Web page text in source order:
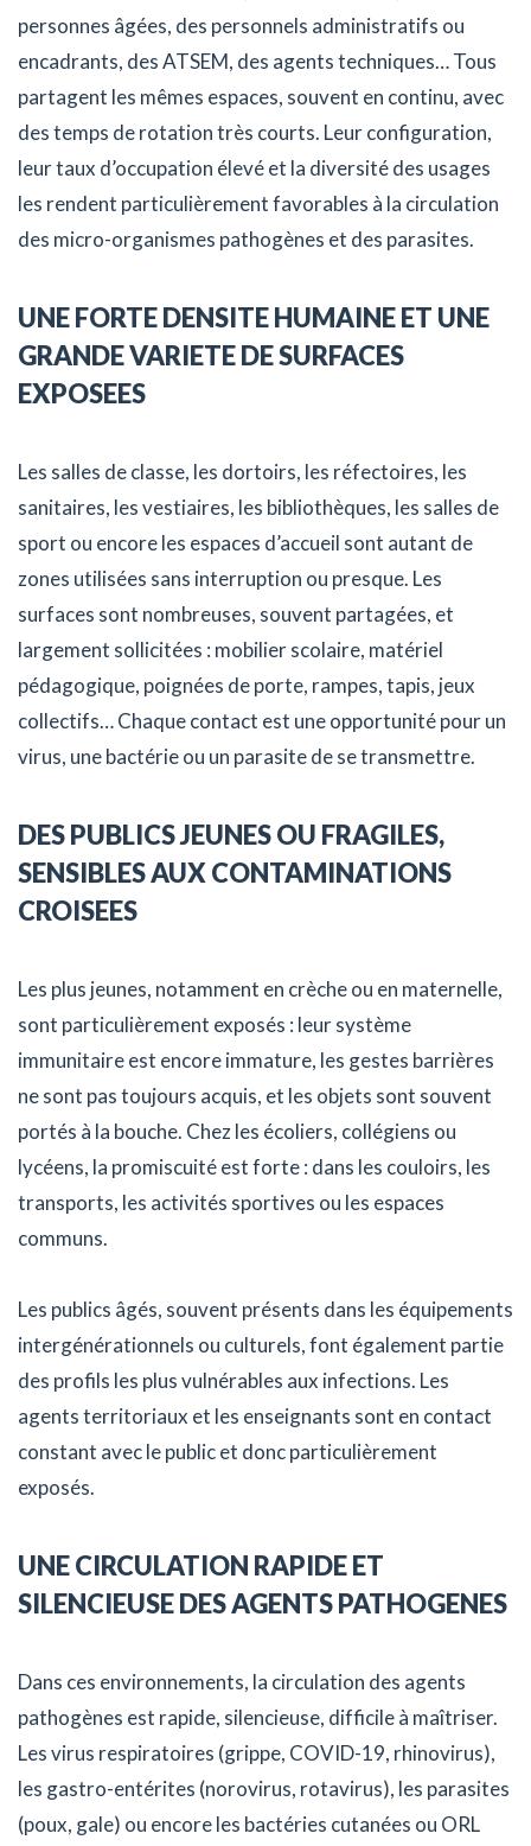
personnes âgées, des personnels administratifs ou
encadrants, des ATSEM, des agents techniques… Tous
partagent les mêmes espaces, souvent en continu, avec
des temps de rotation très courts. Leur configuration,
leur taux d’occupation élevé et la diversité des usages
les rendent particulièrement favorables à la circulation
des micro-organismes pathogènes et des parasites.
UNE FORTE DENSITE HUMAINE ET UNE
GRANDE VARIETE DE SURFACES
EXPOSEES
Les salles de classe, les dortoirs, les réfectoires, les
sanitaires, les vestiaires, les bibliothèques, les salles de
sport ou encore les espaces d’accueil sont autant de
zones utilisées sans interruption ou presque. Les
surfaces sont nombreuses, souvent partagées, et
largement sollicitées : mobilier scolaire, matériel
pédagogique, poignées de porte, rampes, tapis, jeux
collectifs… Chaque contact est une opportunité pour un
virus, une bactérie ou un parasite de se transmettre.
DES PUBLICS JEUNES OU FRAGILES,
SENSIBLES AUX CONTAMINATIONS
CROISEES
Les plus jeunes, notamment en crèche ou en maternelle,
sont particulièrement exposés : leur système
immunitaire est encore immature, les gestes barrières
ne sont pas toujours acquis, et les objets sont souvent
portés à la bouche. Chez les écoliers, collégiens ou
lycéens, la promiscuité est forte : dans les couloirs, les
transports, les activités sportives ou les espaces
communs.
Les publics âgés, souvent présents dans les équipements
intergénérationnels ou culturels, font également partie
des profils les plus vulnérables aux infections. Les
agents territoriaux et les enseignants sont en contact
constant avec le public et donc particulièrement
exposés.
UNE CIRCULATION RAPIDE ET
SILENCIEUSE DES AGENTS PATHOGENES
Dans ces environnements, la circulation des agents
pathogènes est rapide, silencieuse, difficile à maîtriser.
Les virus respiratoires (grippe, COVID-19, rhinovirus),
les gastro-entérites (norovirus, rotavirus), les parasites
(poux, gale) ou encore les bactéries cutanées ou ORL